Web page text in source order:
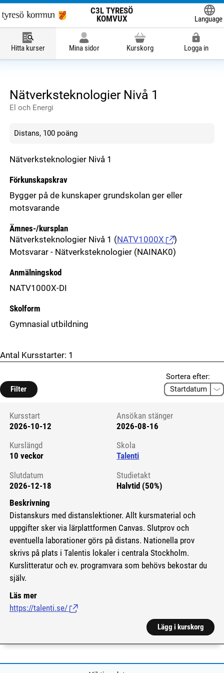
C3L TYRESÖ
KOMVUX
Language
Hitta kurser Mina sidor Kurskorg Logga in
Nätverksteknologier Nivå 1
El och Energi
Distans, 100 poäng
Nätverksteknologier Nivå 1
Förkunskapskrav
Bygger på de kunskaper grundskolan ger eller
motsvarande
Ämnes-/kursplan
Nätverksteknologier Nivå 1 (NATV1000X
)
Motsvarar - Nätverksteknologier (NAINAK0)
Anmälningskod
NATV1000X-DI
Skolform
Gymnasial utbildning
Antal Kursstarter: 1
Filter
Sortera efter:
Kursstart 6286270
Kursstart
2026-10-12
Ansökan stänger
2026-08-16
Kurslängd
10 veckor
Skola
Talenti
Slutdatum
2026-12-18
Studietakt
Halvtid (50%)
Beskrivning
Distanskurs med distanslektioner. Allt kursmaterial och
uppgifter sker via lärplattformen Canvas. Slutprov och
eventuella laborationer görs på distans. Nationella prov
skrivs på plats i Talentis lokaler i centrala Stockholm.
Kurslitteratur och ev. programvara som behövs bekostar du
själv.
Läs mer
https://talenti.se/ (Länk till extern sida.)
Lägg i kurskorg